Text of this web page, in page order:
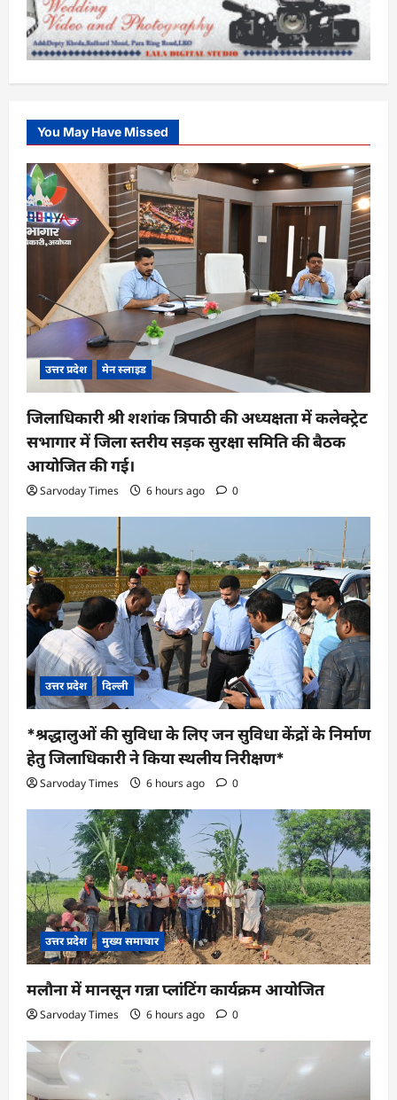
You May Have Missed
उत्तर प्रदेश मेन स्लाइड
जिलाधिकारी श्री शशांक त्रिपाठी की अध्यक्षता में कलेक्ट्रेट
सभागार में जिला स्तरीय सड़क सुरक्षा समिति की बैठक
आयोजित की गई।
Sarvoday Times 6 hours ago 0
उत्तर प्रदेश दिल्ली
*श्रद्धालुओं की सुविधा के लिए जन सुविधा केंद्रों के निर्माण
हेतु जिलाधिकारी ने किया स्थलीय निरीक्षण*
Sarvoday Times 6 hours ago 0
उत्तर प्रदेश मुख्य समाचार
मलौना में मानसून गन्ना प्लांटिंग कार्यक्रम आयोजित
Sarvoday Times 6 hours ago 0